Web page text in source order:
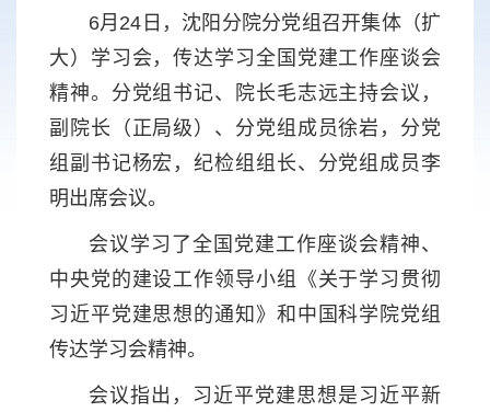
6月24日，沈阳分院分党组召开集体（扩
大）学习会，传达学习全国党建工作座谈会
精神。分党组书记、院长毛志远主持会议，
副院长（正局级）、分党组成员徐岩，分党
组副书记杨宏，纪检组组长、分党组成员李
明出席会议。
会议学习了全国党建工作座谈会精神、
中央党的建设工作领导小组《关于学习贯彻
习近平党建思想的通知》和中国科学院党组
传达学习会精神。
会议指出，习近平党建思想是习近平新